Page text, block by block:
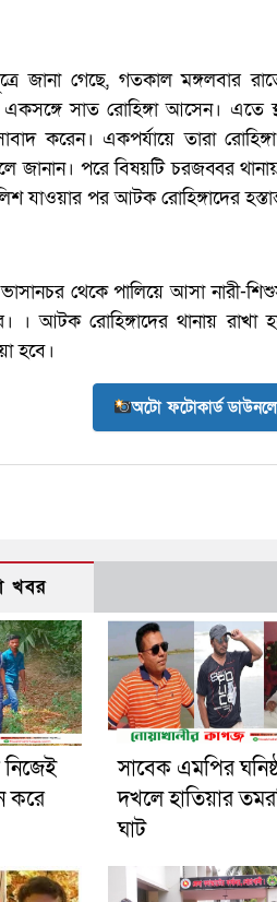
জানা গেছে, গতকাল মঙ্গলবার
একসঙ্গে সাত রোহিঙ্গা আসেন। এতে
করেন। একপর্যায়ে তারা
জানান। পরে বিষয়টি চরজব্বর
যাওয়ার পর আটক রোহিঙ্গাদের
থেকে পালিয়ে আসা নারী-
। আটক রোহিঙ্গাদের থানায় রাখা
হবে।
অটো ফটোকার্ড
খবর
করে
সাবেক এমপির
দখলে হাতিয়ার
ঘাট